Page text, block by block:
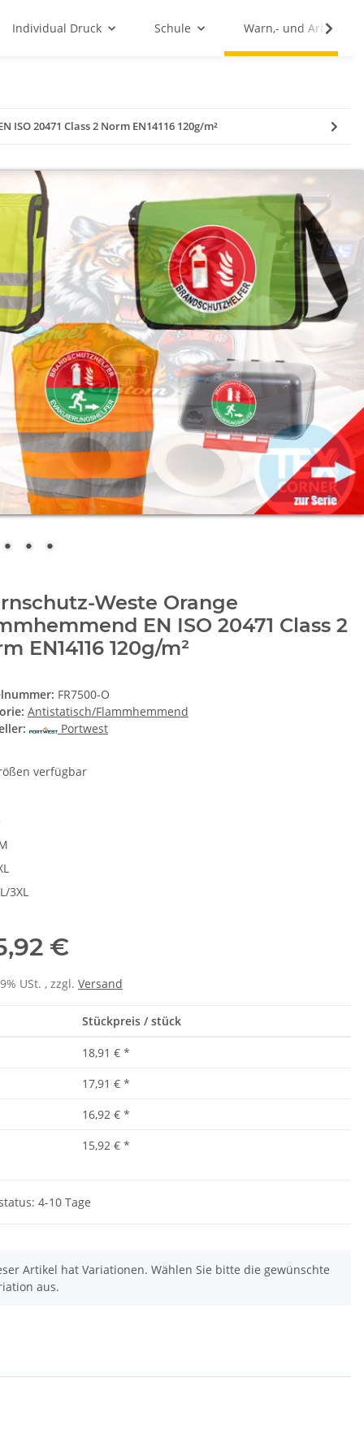
Individual Druck Schule Warn,- und
20471 Class 2 Norm EN14116 120g/m²
Weste Orange
EN ISO 20471 Class 2
EN14116 120g/m²
FR7500-O
Antistatisch/Flammhemmend
Portwest
verfügbar
3XL
€
USt. , zzgl. Versand
Stückpreis / stück
18,91 € *
17,91 € *
16,92 € *
15,92 € *
4-10 Tage
Artikel hat Variationen. Wählen Sie bitte die gewünschte
aus.